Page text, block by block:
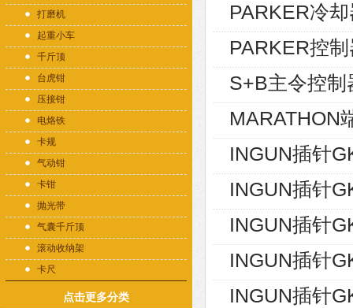
打磨机
起重小车
千斤顶
台虎钳
压接钳
电烙铁
卡规
气动钳
卡钳
抛光带
气囊千斤顶
滚动收纳架
卡尺
点击更多分类
PARKER冷
PARKER控
S+B主令控
MARATHON
INGUN插针
INGUN插针
INGUN插针
INGUN插针
INGUN插针